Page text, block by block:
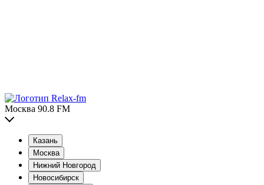
Москва 90.8 FM
Казань
Москва
Нижний Новгород
Новосибирск